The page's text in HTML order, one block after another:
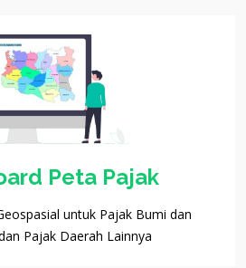
Peta Pajak
untuk Pajak Bumi dan
Pajak Daerah Lainnya